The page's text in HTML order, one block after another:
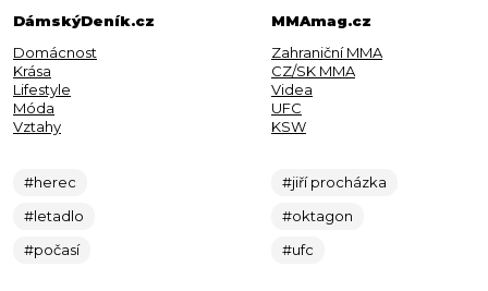
DámskýDeník.cz
Domácnost
Krása
Lifestyle
Móda
Vztahy
#herec
#letadlo
#počasí
MMAmag.cz
Zahraniční MMA
CZ/SK MMA
Videa
UFC
KSW
#jiří procházka
#oktagon
#ufc